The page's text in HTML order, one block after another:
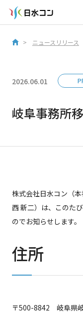
ニュースリリース
2026.06.01
岐阜事務所
株式会社日水コン（
西 新二）は、このた
のでお知らせします。
住所
〒500-8842 岐阜県岐